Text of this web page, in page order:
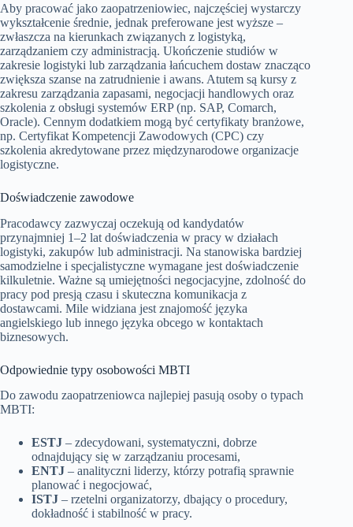
Aby pracować jako zaopatrzeniowiec, najczęściej wystarczy
wykształcenie średnie, jednak preferowane jest wyższe –
zwłaszcza na kierunkach związanych z logistyką,
zarządzaniem czy administracją. Ukończenie studiów w
zakresie logistyki lub zarządzania łańcuchem dostaw znacząco
zwiększa szanse na zatrudnienie i awans. Atutem są kursy z
zakresu zarządzania zapasami, negocjacji handlowych oraz
szkolenia z obsługi systemów ERP (np. SAP, Comarch,
Oracle). Cennym dodatkiem mogą być certyfikaty branżowe,
np. Certyfikat Kompetencji Zawodowych (CPC) czy
szkolenia akredytowane przez międzynarodowe organizacje
logistyczne.
Doświadczenie zawodowe
Pracodawcy zazwyczaj oczekują od kandydatów
przynajmniej 1–2 lat doświadczenia w pracy w działach
logistyki, zakupów lub administracji. Na stanowiska bardziej
samodzielne i specjalistyczne wymagane jest doświadczenie
kilkuletnie. Ważne są umiejętności negocjacyjne, zdolność do
pracy pod presją czasu i skuteczna komunikacja z
dostawcami. Mile widziana jest znajomość języka
angielskiego lub innego języka obcego w kontaktach
biznesowych.
Odpowiednie typy osobowości MBTI
Do zawodu zaopatrzeniowca najlepiej pasują osoby o typach
MBTI:
ESTJ – zdecydowani, systematyczni, dobrze
odnajdujący się w zarządzaniu procesami,
ENTJ – analityczni liderzy, którzy potrafią sprawnie
planować i negocjować,
ISTJ – rzetelni organizatorzy, dbający o procedury,
dokładność i stabilność w pracy.